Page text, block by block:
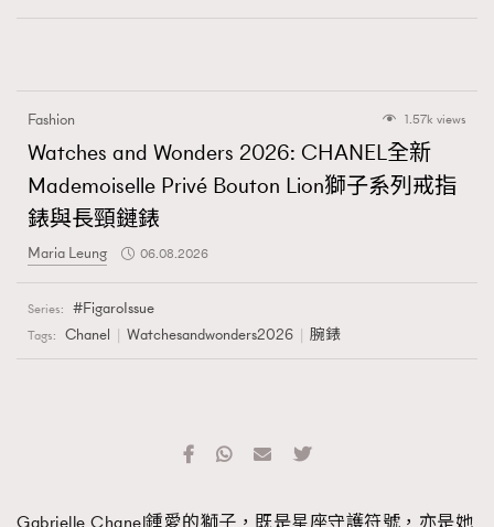
Fashion 1.57k views
Watches and Wonders 2026: CHANEL全新
Mademoiselle Privé Bouton Lion獅子系列戒指
錶與長頸鏈錶
Maria Leung 06.08.2026
Series: FigaroIssue
Tags: Chanel Watchesandwonders2026 腕錶
Gabrielle Chanel鍾愛的獅子，既是星座守護符號，亦是她